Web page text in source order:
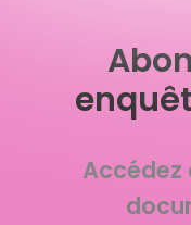
Accédez